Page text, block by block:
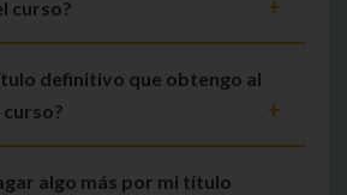
curso?
definitivo que obtengo al
algo más por mi título